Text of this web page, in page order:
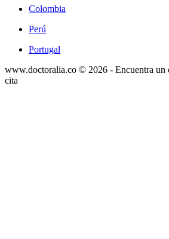
Colombia
Perú
Portugal
www.doctoralia.co © 2026 - Encuentra un
cita